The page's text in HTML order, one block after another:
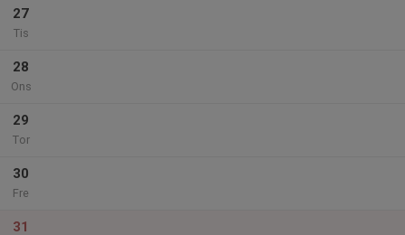
27
Tis
28
Ons
29
Tor
30
Fre
31